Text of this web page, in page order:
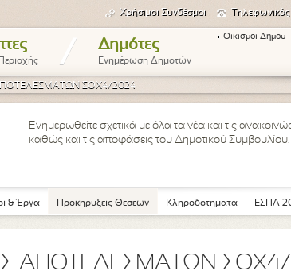
Χρήσιμοι Συνδέσμοι
/ Δημότες
Ενημέρωση Δημοτών
Οικισμοί Δήμου
ΣΟΧ4/2024
Ενημερωθείτε σχετικά με όλα τα νέα και τις
καθώς και τις αποφάσεις του Δημοτικού Συμβουλίου.
& Έργα Προκηρύξεις Θέσεων Κληροδοτήματα ΕΣΠΑ
ΑΠΟΤΕΛΕΣΜΑΤΩΝ